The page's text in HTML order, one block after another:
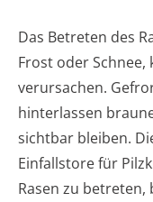
Das Betreten des
Frost oder Schnee,
verursachen.
hinterlassen
sichtbar bleiben.
Einfallstore für
Rasen zu